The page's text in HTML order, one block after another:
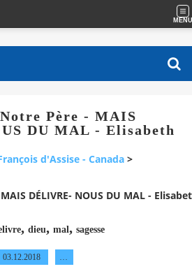
MENU
Père - MAIS
DU MAL - Elisabeth
d'Assise - Canada >
DÉLIVRE- NOUS DU MAL -
,dieu,mal,sagesse
03.12.2018